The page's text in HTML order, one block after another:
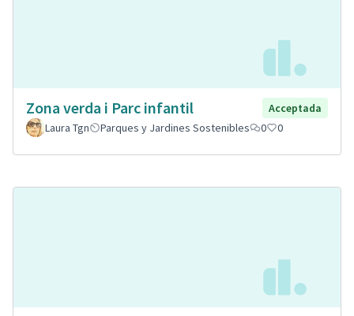
Zona verda i Parc infantil
Acceptada
Laura Tgn
Parques y Jardines Sostenibles 0 0